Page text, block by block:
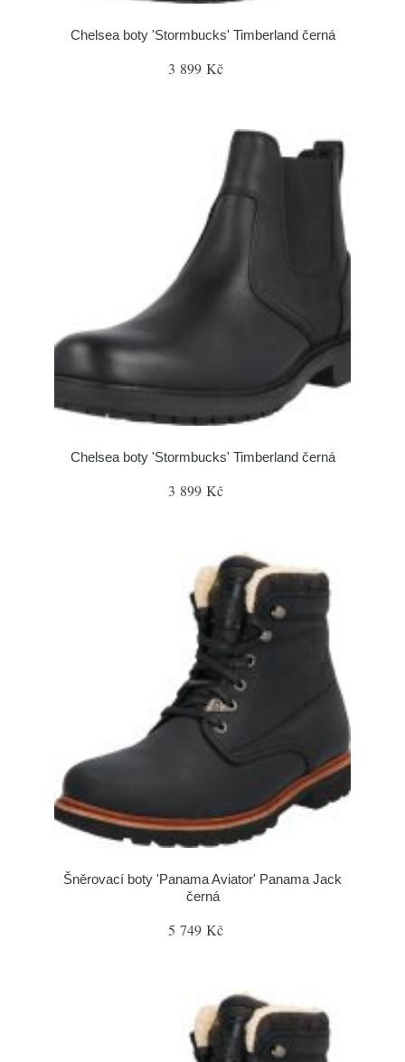
Chelsea boty 'Stormbucks' Timberland černá
3 899 Kč
Chelsea boty 'Stormbucks' Timberland černá
3 899 Kč
Šněrovací boty 'Panama Aviator' Panama Jack
černá
5 749 Kč